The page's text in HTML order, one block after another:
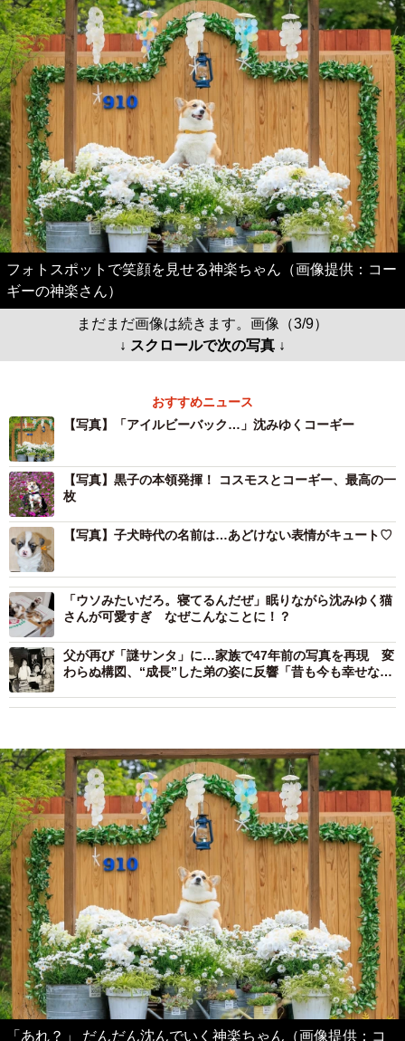
フォトスポットで笑顔を見せる神楽ちゃん（画像提供：コー
ギーの神楽さん）
まだまだ画像は続きます。画像（3/9）
↓ スクロールで次の写真 ↓
おすすめニュース
【写真】「アイルビーバック…」沈みゆくコーギー
【写真】黒子の本領発揮！ コスモスとコーギー、最高の一
枚
【写真】子犬時代の名前は…あどけない表情がキュート♡
「ウソみたいだろ。寝てるんだぜ」眠りながら沈みゆく猫
さんが可愛すぎ なぜこんなことに！？
父が再び「謎サンタ」に…家族で47年前の写真を再現 変
わらぬ構図、“成長”した弟の姿に反響「昔も今も幸せな写
「あれ？」 だんだん沈んでいく神楽ちゃん（画像提供：コ